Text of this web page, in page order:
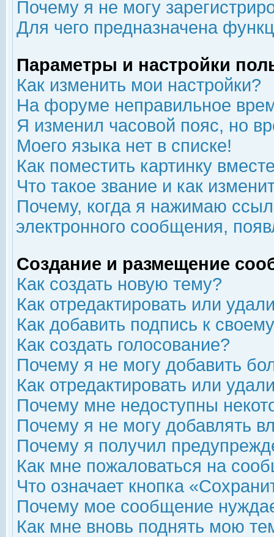
Почему я не могу
Для чего предназначена
Параметры и настройки
Как изменить мои настройки?
На форуме неправильное
Я изменил часовой пояс, но
Моего языка нет в списке!
Как поместить картинку
Что такое звание и как
Почему, когда я нажимаю
электронного сообщения,
Создание и размещение
Как создать новую тему?
Как отредактировать или
Как добавить подпись к
Как создать голосование?
Почему я не могу добавить
Как отредактировать или
Почему мне недоступны
Почему я не могу добавлять
Почему я получил
Как мне пожаловаться на
Что означает кнопка
Почему мое сообщение
Как мне вновь поднять мою